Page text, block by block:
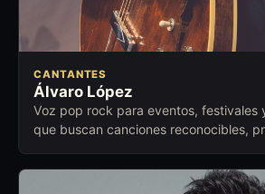
CANTANTES
Álvaro López
Voz pop rock para eventos, festivales
que buscan canciones reconocibles,